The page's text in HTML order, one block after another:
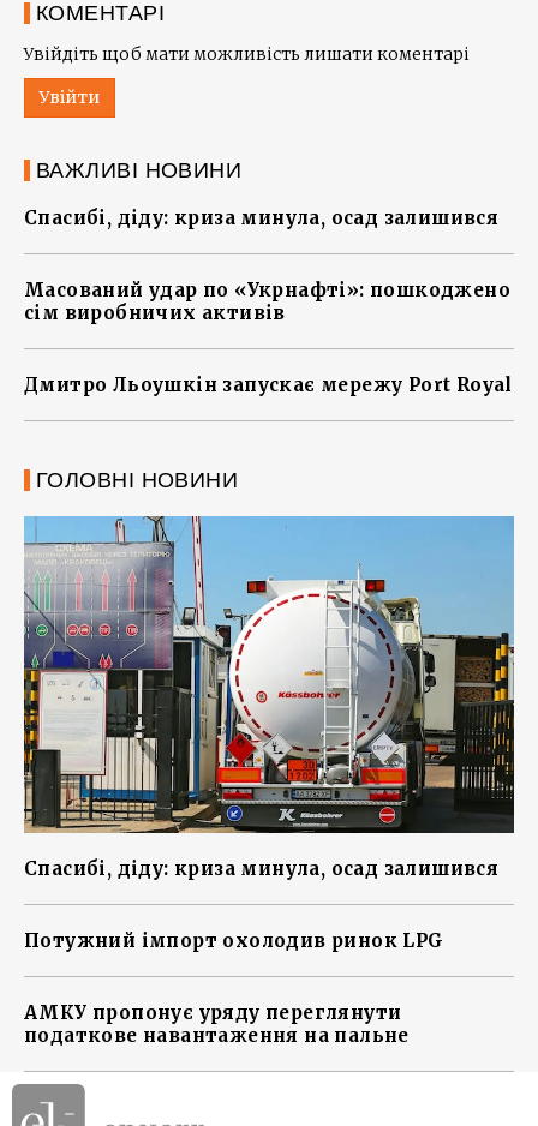
КОМЕНТАРІ
Увійдіть щоб мати можливість лишати коментарі
Увійти
ВАЖЛИВІ НОВИНИ
Спасибі, діду: криза минула, осад залишився
Масований удар по «Укрнафті»: пошкоджено
сім виробничих активів
Дмитро Льоушкін запускає мережу Port Royal
ГОЛОВНІ НОВИНИ
Спасибі, діду: криза минула, осад залишився
Потужний імпорт охолодив ринок LPG
АМКУ пропонує уряду переглянути
податкове навантаження на пальне